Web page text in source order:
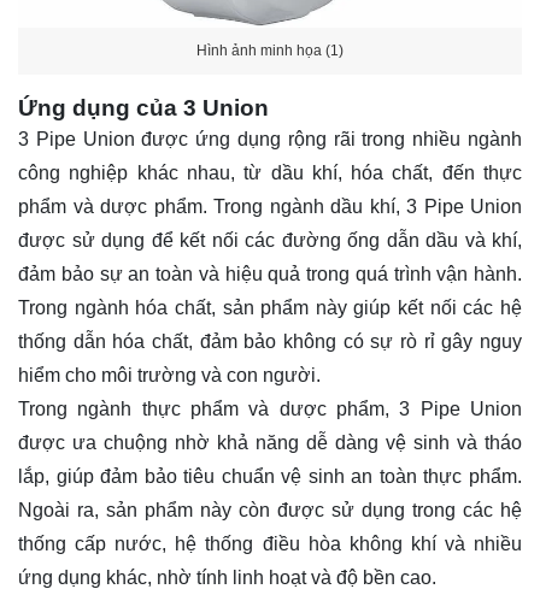
Hình ảnh minh họa (1)
Ứng dụng của 3 Union
3 Pipe Union được ứng dụng rộng rãi trong nhiều ngành
công nghiệp khác nhau, từ dầu khí, hóa chất, đến thực
phẩm và dược phẩm. Trong ngành dầu khí, 3 Pipe Union
được sử dụng để kết nối các đường ống dẫn dầu và khí,
đảm bảo sự an toàn và hiệu quả trong quá trình vận hành.
Trong ngành hóa chất, sản phẩm này giúp kết nối các hệ
thống dẫn hóa chất, đảm bảo không có sự rò rỉ gây nguy
hiểm cho môi trường và con người.
Trong ngành thực phẩm và dược phẩm, 3 Pipe Union
được ưa chuộng nhờ khả năng dễ dàng vệ sinh và tháo
lắp, giúp đảm bảo tiêu chuẩn vệ sinh an toàn thực phẩm.
Ngoài ra, sản phẩm này còn được sử dụng trong các hệ
thống cấp nước, hệ thống điều hòa không khí và nhiều
ứng dụng khác, nhờ tính linh hoạt và độ bền cao.